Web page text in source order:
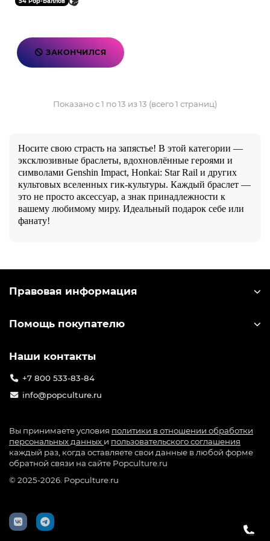
ЗАКОНЧИЛСЯ
Показано с 1 по 13 из 13 (всего 1 страниц)
Носите свою страсть на запястье! В этой категории —
эксклюзивные браслеты, вдохновлённые героями и
символами Genshin Impact, Honkai: Star Rail и других
культовых вселенных гик-культуры. Каждый браслет —
это не просто аксессуар, а знак принадлежности к
вашему любимому миру. Идеальный подарок себе или
фанату!
Правовая информация
Помощь покупателю
Наши контакты
+7 800 533-83-84
info@popculture.ru
Вы принимаете условия политики в отношении обработки
персональных данных и пользовательского соглашения
каждый раз, когда оставляете свои данные в любой форме
обратной связи на сайте Popculture.ru
© 2025-2026. Popculture.ru